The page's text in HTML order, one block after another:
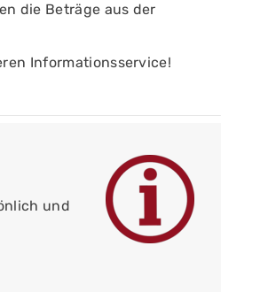
die Beträge aus der
Informationsservice!
und